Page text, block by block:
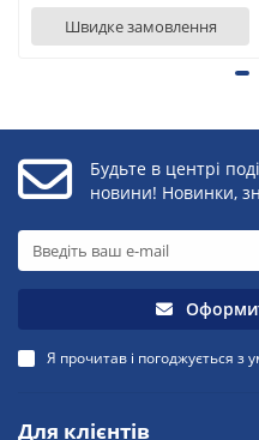
Швидке замовлення
Будьте в центрі
новини! Новинки,
Я прочитав і погоджується з
Для клієнтів